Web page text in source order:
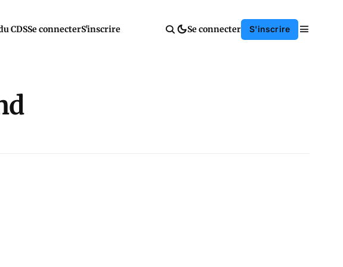
CDSSe connecterS'inscrire Se connecter S'inscrire